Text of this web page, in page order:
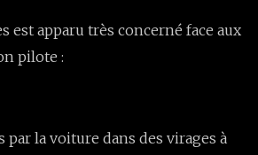
est apparu très concerné face aux
pilote :
par la voiture dans des virages à